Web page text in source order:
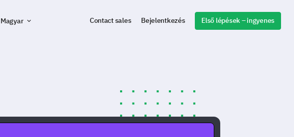
Magyar Contact sales Bejelentkezés Első lépések – ingyenes